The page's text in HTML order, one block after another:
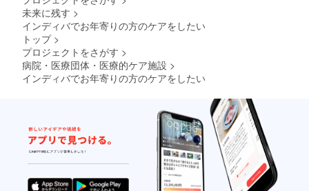
未来に残す >
インディバでお年寄りの方のケアをしたい
トップ >
プロジェクトをさがす >
病院・医療団体・医療的ケア施設 >
インディバでお年寄りの方のケアをしたい